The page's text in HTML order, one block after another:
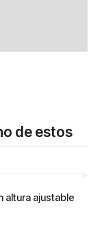
de estos
altura ajustable